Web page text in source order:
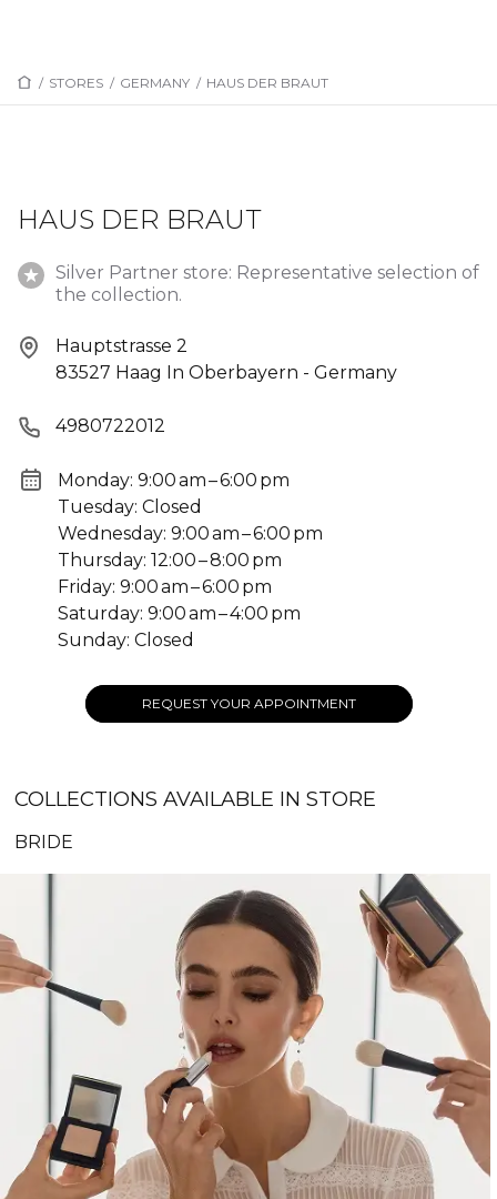
/ STORES / GERMANY / HAUS DER BRAUT
HAUS DER BRAUT
Silver Partner store: Representative selection of
the collection.
Hauptstrasse 2
83527 Haag In Oberbayern - Germany
4980722012
Monday: 9:00 am – 6:00 pm
Tuesday: Closed
Wednesday: 9:00 am – 6:00 pm
Thursday: 12:00 – 8:00 pm
Friday: 9:00 am – 6:00 pm
Saturday: 9:00 am – 4:00 pm
Sunday: Closed
REQUEST YOUR APPOINTMENT
COLLECTIONS AVAILABLE IN STORE
BRIDE